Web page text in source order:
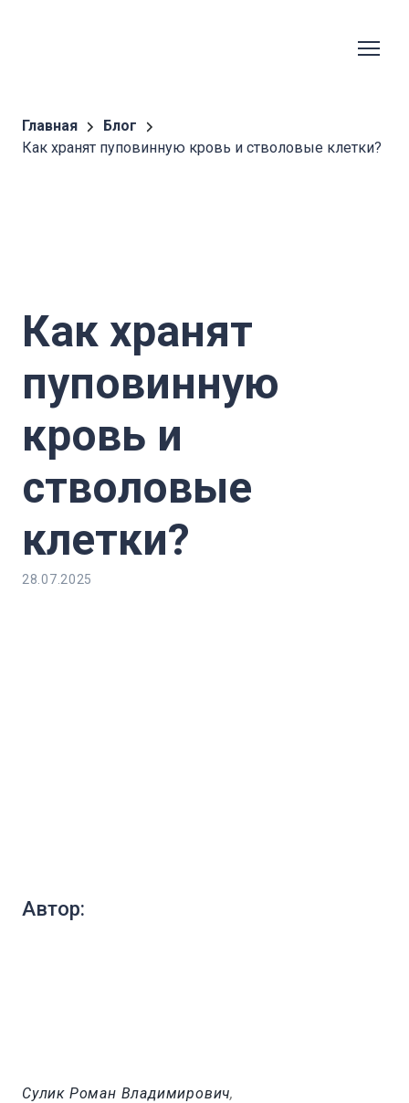
Главная
Блог
Как хранят пуповинную кровь и стволовые клетки?
Как хранят
пуповинную
кровь и
стволовые
клетки?
28.07.2025
Автор:
Сулик Роман Владимирович,